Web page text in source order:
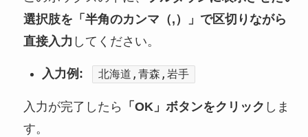
選択肢を「半角のカンマ（,）」で区切りながら
直接入力 してください。
入力例: 北海道,青森,岩手
入力が完了したら 「OK」ボタンをクリック しま
す。